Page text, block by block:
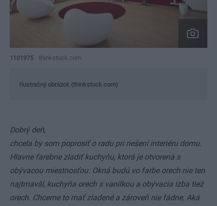
1101975 thinkstock.com
Ilustračný obrázok (thinkstock.com)
Dobrý deň,
chcela by som poprosiť o radu pri riešení interiéru domu.
Hlavne farebne zladiť kuchyňu, ktorá je otvorená s
obývacou miestnosťou. Okná budú vo farbe orech nie ten
najtmavší, kuchyňa orech s vanilkou a obývacia izba tiež
orech. Chceme to mať zladené a zároveň nie fádne. Aká